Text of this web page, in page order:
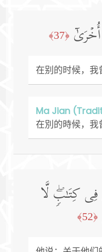
﴿37﴾
在别的时候，我
Ma Jian
在別的時候，我
كِتَـٰبࣲۖ لَّا
﴿52﴾